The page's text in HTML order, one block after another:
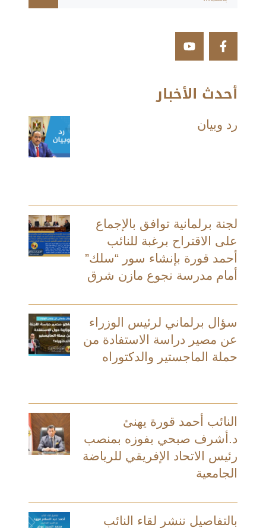
أحدث الأخبار
رد وبيان
لجنة برلمانية توافق بالإجماع
على الاقتراح برغبة للنائب
أحمد قورة بإنشاء سور “سلك”
أمام مدرسة نجوع مازن شرق
سؤال برلماني لرئيس الوزراء
عن مصير دراسة الاستفادة من
حملة الماجستير والدكتوراه
النائب أحمد قورة يهنئ
د.أشرف صبحي بفوزه بمنصب
رئيس الاتحاد الإفريقي للرياضة
الجامعية
بالتفاصيل ننشر لقاء النائب